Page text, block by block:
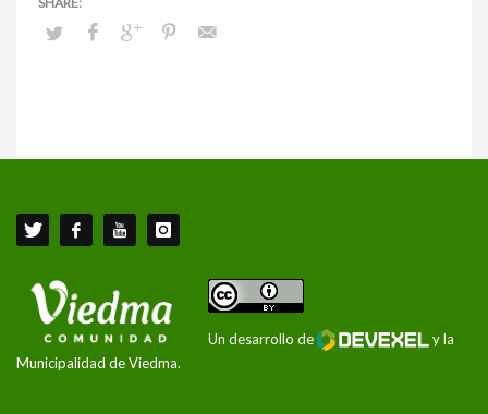
Un desarrollo de
y la
Municipalidad de Viedma.